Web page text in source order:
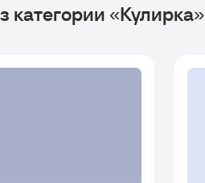
категории «Кулирка»